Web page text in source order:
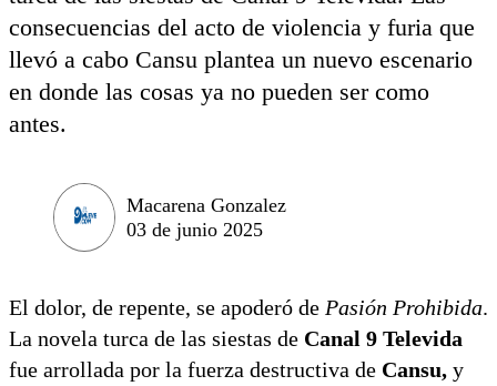
consecuencias del acto de violencia y furia que
llevó a cabo Cansu plantea un nuevo escenario
en donde las cosas ya no pueden ser como
antes.
Macarena Gonzalez
03 de junio 2025
El dolor, de repente, se apoderó de Pasión Prohibida.
La novela turca de las siestas de Canal 9 Televida
fue arrollada por la fuerza destructiva de Cansu, y